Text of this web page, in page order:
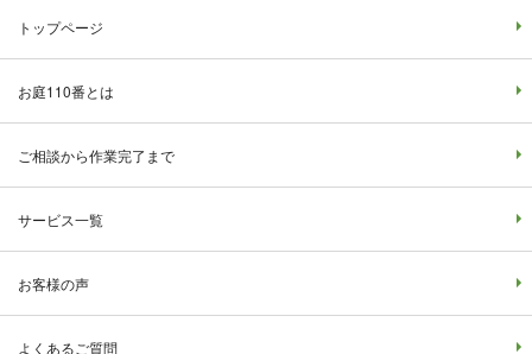
トップページ
お庭110番とは
ご相談から作業完了まで
サービス一覧
お客様の声
よくあるご質問